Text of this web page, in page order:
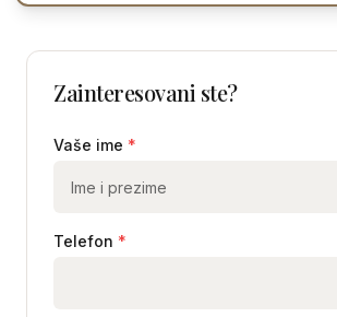
Zainteresovani ste?
Vaše ime *
Telefon *